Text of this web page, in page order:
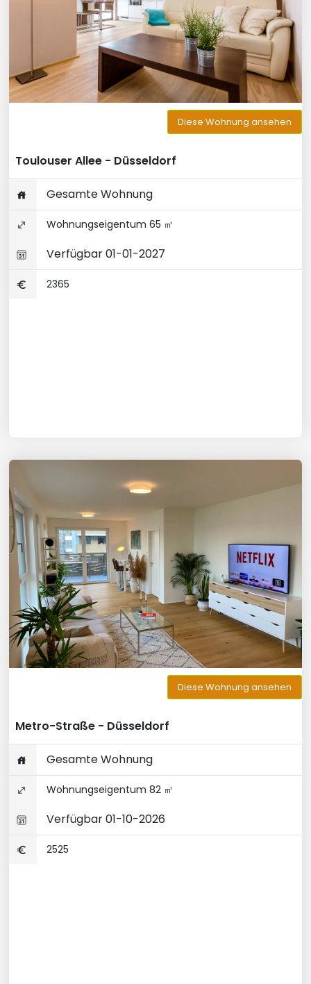
Diese Wohnung ansehen
Toulouser Allee - Düsseldorf
Gesamte Wohnung
Wohnungseigentum 65 ㎡
Verfügbar 01-01-2027
2365
Diese Wohnung ansehen
Metro-Straße - Düsseldorf
Gesamte Wohnung
Wohnungseigentum 82 ㎡
Verfügbar 01-10-2026
2525